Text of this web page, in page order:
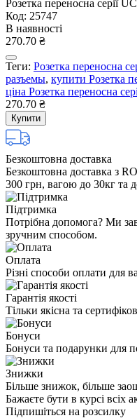
Розетка переносна серії
Код: 25747
В наявності
270.70 ₴
Теги: Розетка переносна
разъемы, купити Розетка
ціна Розетка переносна
270.70 ₴
Купити
Безкоштовна доставка
Безкоштовна доставка з
300 грн, вагою до 30кг та
Підтримка
Потрібна допомога? Ми
зручним способом.
Оплата
Різні способи оплати для
Гарантія якості
Тільки якісна та
Бонуси
Бонуси та подарунки для
Знижки
Більше знижок, більше
Бажаєте бути в курсі всіх
Підпишіться на розсилку